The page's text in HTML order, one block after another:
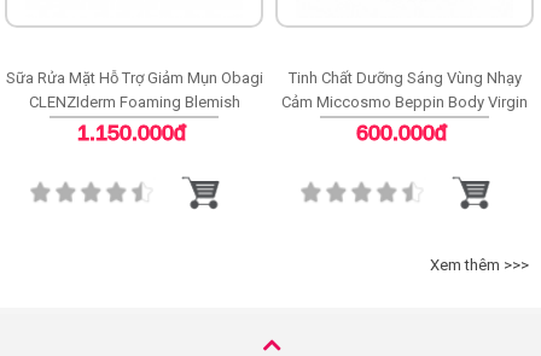
Sữa Rửa Mặt Hỗ Trợ Giảm Mụn Obagi
CLENZIderm Foaming Blemish
Cleanser
1.150.000đ
Tinh Chất Dưỡng Sáng Vùng Nhạy
Cảm Miccosmo Beppin Body Virgin
White Serum
600.000đ
Xem thêm >>>